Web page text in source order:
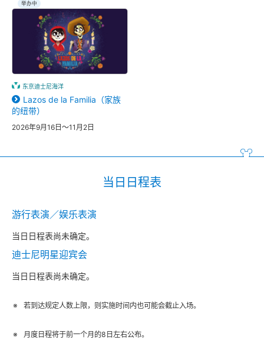
举办中
东京迪士尼海洋
Lazos de la Familia（家族
的纽带）
2026年9月16日～11月2日
当日日程表
游行表演／娱乐表演
当日日程表尚未确定。
迪士尼明星迎宾会
当日日程表尚未确定。
若到达规定人数上限，则实施时间内也可能会截止入场。
月度日程将于前一个月的8日左右公布。